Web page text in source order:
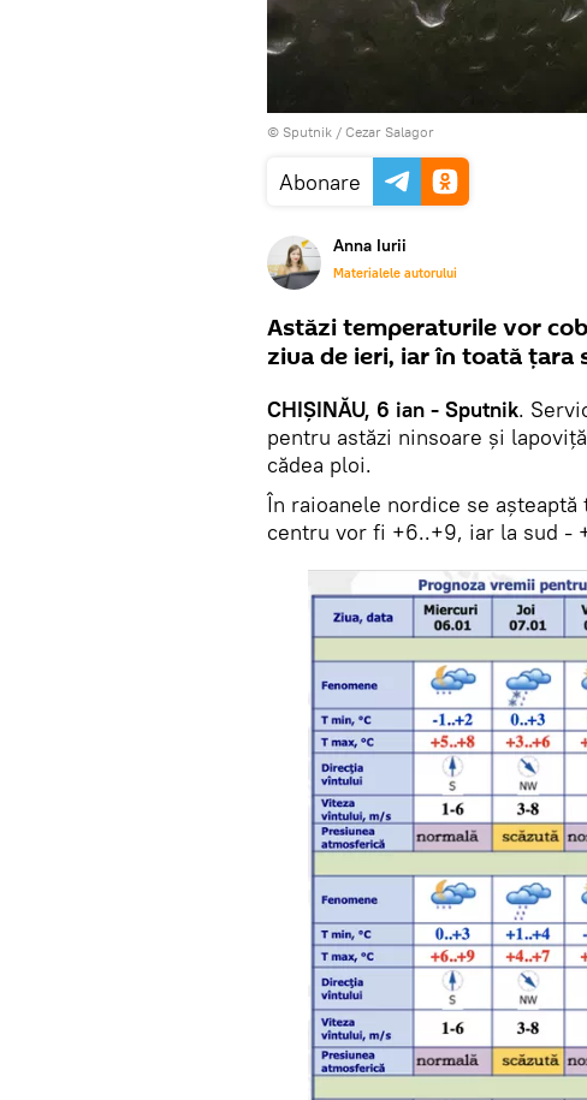
© Sputnik / Cezar Salagor
Abonare
Anna Iurii
Materialele autorului
Astăzi temperaturile vor
ziua de ieri, iar în toată țara
CHIȘINĂU, 6 ian - Sputnik.
pentru astăzi ninsoare și
cădea ploi.
În raioanele nordice se
centru vor fi +6..+9, iar la sud -